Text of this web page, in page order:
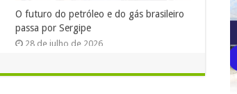
O futuro do petróleo e do gás brasileiro
passa por Sergipe
28 de julho de 2026